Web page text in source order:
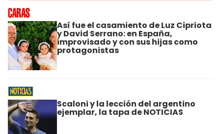
Así fue el casamiento de Luz Cipriota
y David Serrano: en España,
improvisado y con sus hijas como
protagonistas
Scaloni y la lección del argentino
ejemplar, la tapa de NOTICIAS